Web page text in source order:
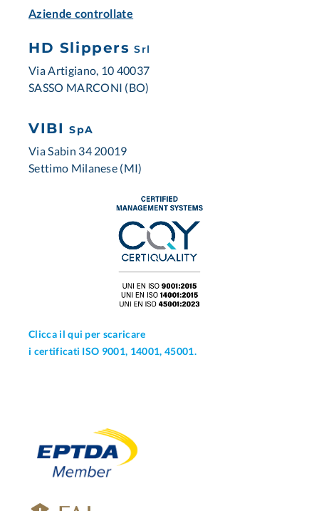
Aziende controllate
HD Slippers Srl
Via Artigiano, 10 40037
SASSO MARCONI (BO)
VIBI SpA
Via Sabin 34 20019
Settimo Milanese (MI)
Clicca il qui per scaricare
i certificati ISO 9001, 14001, 45001.